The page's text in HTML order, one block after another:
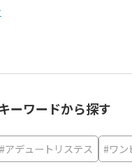
ーワードから探す
#アデュートリステス
#ワン